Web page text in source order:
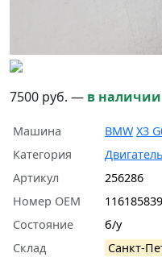
7500 руб. — в наличии
Машина BMW X3
Категория
Двигатель
Артикул
256286
Номер OEM
Состояние
б/у
Склад
Санкт-